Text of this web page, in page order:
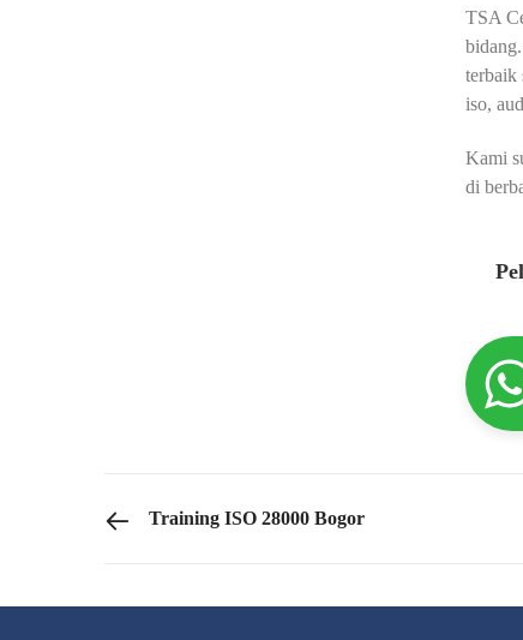
TSA
terbaik
iso,
Kami
di
PREVIOUS POST
Training ISO 28000 Bogor